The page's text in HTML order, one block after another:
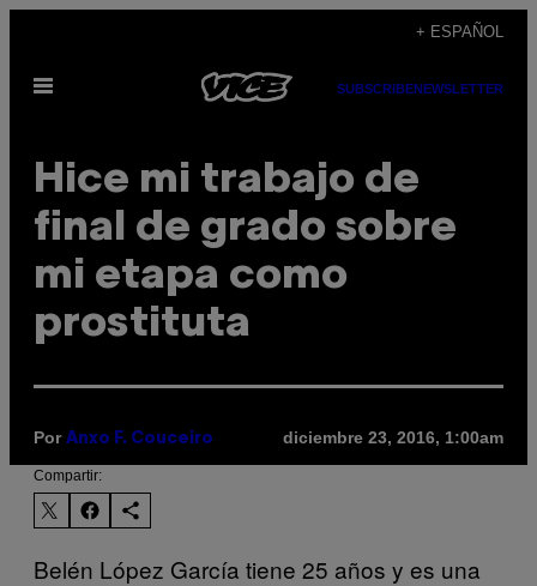
contenido
+ ESPAÑOL
Abrir
SUBSCRIBENEWSLETTER
Hice mi trabajo de
final de grado sobre
mi etapa como
prostituta
Por Anxo F. Couceiro diciembre 23, 2016, 1:00am
Compartir:
Belén López García tiene 25 años y es una